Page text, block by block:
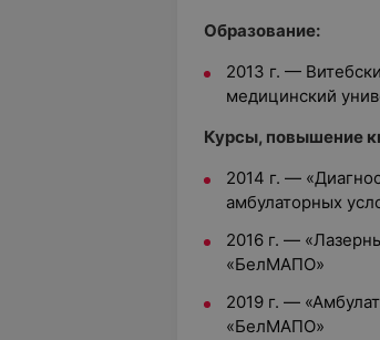
Образование:
2013 г. —
медицинский
Курсы, повышение
2014 г. —
амбулаторных
2016 г. —
«БелМАПО»
2019 г. —
«БелМАПО»